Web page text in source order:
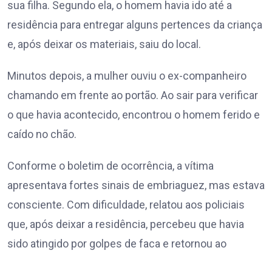
sua filha. Segundo ela, o homem havia ido até a
residência para entregar alguns pertences da criança
e, após deixar os materiais, saiu do local.
Minutos depois, a mulher ouviu o ex-companheiro
chamando em frente ao portão. Ao sair para verificar
o que havia acontecido, encontrou o homem ferido e
caído no chão.
Conforme o boletim de ocorrência, a vítima
apresentava fortes sinais de embriaguez, mas estava
consciente. Com dificuldade, relatou aos policiais
que, após deixar a residência, percebeu que havia
sido atingido por golpes de faca e retornou ao